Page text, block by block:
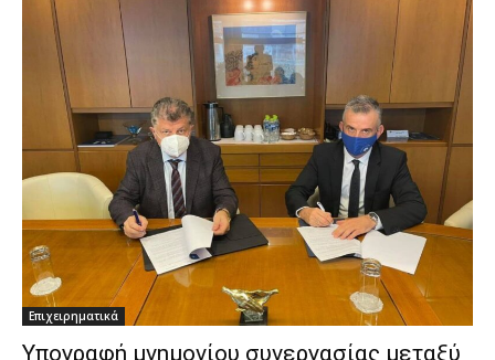
Επιχειρηματικά
Υπογραφή μνημονίου συνεργασίας μεταξύ